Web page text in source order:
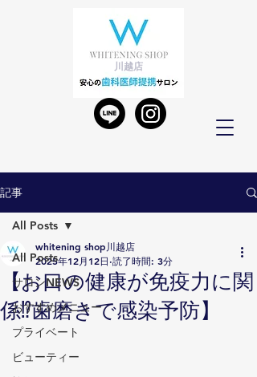
川越店
記事
All Posts
サロンNEWS
おすすめメニュー
プライベート
ビューティー
All Posts
【お口の健康が免疫力に関
係⁉️歯磨きで感染予防】
whitening shop川越店
2025年12月12日 読了時間: 3分